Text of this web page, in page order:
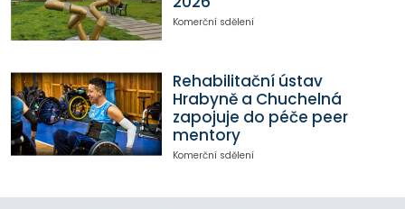
Komerční sdělení
Rehabilitační ústav
Hrabyně a Chuchelná
zapojuje do péče peer
mentory
Komerční sdělení